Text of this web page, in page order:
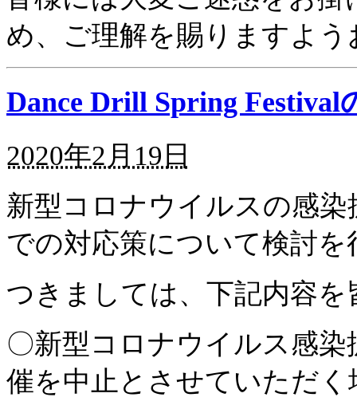
め、ご理解を賜りますよ
Dance Drill Spring Festival
2020年2月19日
新型コロナウイルスの感
での対応策について検討
つきましては、下記内容
〇新型コロナウイルス感
催を中止とさせていただ